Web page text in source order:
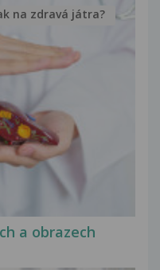
a obrazech
na zdravá játra?